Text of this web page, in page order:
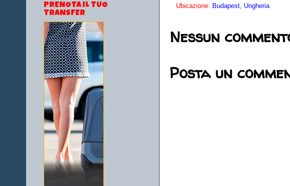
Ubicazione: Budapest, Ungheria
Nessun
Posta un
PRENOTA IL TUO
TRANSFER